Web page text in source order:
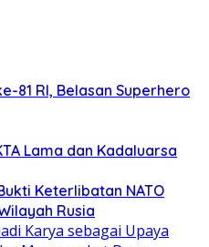
81 RI, Belasan Superhero
Lama dan Kadaluarsa
Keterlibatan NATO
Rusia